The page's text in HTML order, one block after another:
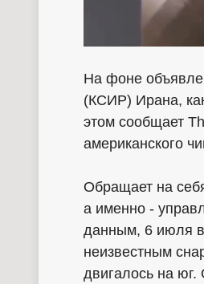
На фоне
(КСИР) Ирана,
этом сообщает
американского
Обращает на
а именно -
данным, 6 июля в
неизвестным
двигалось на